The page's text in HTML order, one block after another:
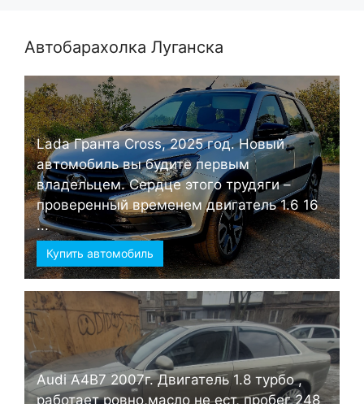
Автобарахолка Луганска
Lada Гранта Cross, 2025 год. Новый
автомобиль вы будите первым
владельцем. Сердце этого трудяги –
проверенный временем двигатель 1.6 16
...
Купить автомобиль
Audi А4B7 2007г. Двигатель 1.8 турбо ,
работает ровно,масло не ест, пробег 248